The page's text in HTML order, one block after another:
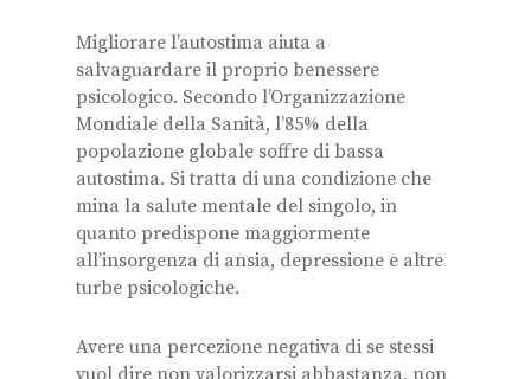
Migliorare l’autostima aiuta a
salvaguardare il proprio benessere
psicologico. Secondo l’Organizzazione
Mondiale della Sanità, l’85% della
popolazione globale soffre di bassa
autostima. Si tratta di una condizione che
mina la salute mentale del singolo, in
quanto predispone maggiormente
all’insorgenza di ansia, depressione e altre
turbe psicologiche.
Avere una percezione negativa di se stessi
vuol dire non valorizzarsi abbastanza, non